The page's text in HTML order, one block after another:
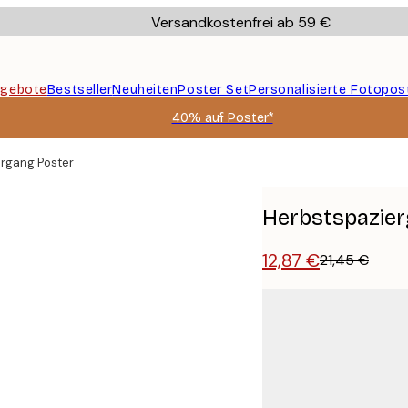
Versandkostenfrei ab 59 €
BestsellerNeuheitenPoster SetPersonalisierte
40% auf Poster*
Poster
12,87 €21,45 €